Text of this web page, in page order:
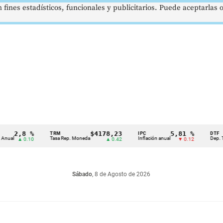
%
0.10
TRM
Tasa Rep. Moneda
$4178,23
▲ 0.42
IPC
Inflación anual
5,81 %
▼ 0.12
DTF
Dep. Término
Sábado, 8 de Agosto de 2026
estadísticos, funcionales y publicitarios. Puede aceptarlas